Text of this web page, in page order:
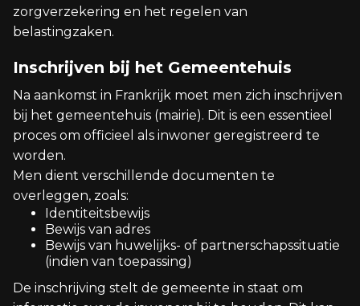
zorgverzekering en het regelen van
belastingzaken.
Inschrijven bij het Gemeentehuis
Na aankomst in Frankrijk moet men zich inschrijven
bij het gemeentehuis (mairie). Dit is een essentieel
proces om officieel als inwoner geregistreerd te
worden.
Men dient verschillende documenten te
overleggen, zoals:
Identiteitsbewijs
Bewijs van adres
Bewijs van huwelijks- of partnerschapssituatie
(indien van toepassing)
De inschrijving stelt de gemeente in staat om